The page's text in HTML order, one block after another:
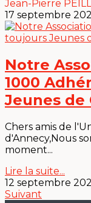
Jean-Pierre
17 septembre
Notre
1000
Jeunes
Chers amis de
d'Annecy,Nous
moment...
Lire la suite...
12 septembre
Suivant